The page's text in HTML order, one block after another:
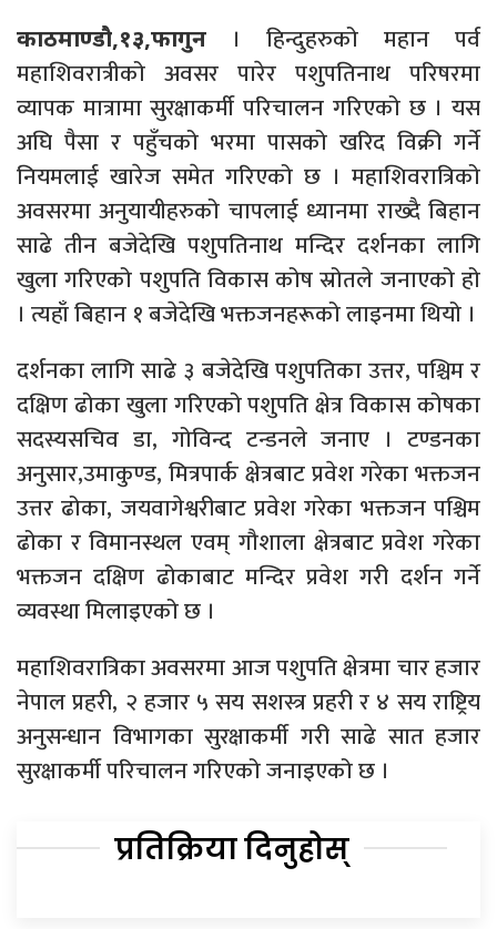
काठमाण्डौ,१३,फागुन
। हिन्दुहरुको महान पर्व
महाशिवरात्रीको अवसर पारेर पशुपतिनाथ परिषरमा
व्यापक मात्रामा सुरक्षाकर्मी परिचालन गरिएको छ । यस
अघि पैसा र पहुँचको भरमा पासको खरिद विक्री गर्ने
नियमलाई खारेज समेत गरिएको छ । महाशिवरात्रिको
अवसरमा अनुयायीहरुको चापलाई ध्यानमा राख्दै बिहान
साढे तीन बजेदेखि पशुपतिनाथ मन्दिर दर्शनका लागि
खुला गरिएको पशुपति विकास कोष स्रोतले जनाएको हो
। त्यहाँ बिहान १ बजेदेखि भक्तजनहरूको लाइनमा थियो ।
दर्शनका लागि साढे ३ बजेदेखि पशुपतिका उत्तर, पश्चिम र
दक्षिण ढोका खुला गरिएको पशुपति क्षेत्र विकास कोषका
सदस्यसचिव डा, गोविन्द टन्डनले जनाए । टण्डनका
अनुसार,उमाकुण्ड, मित्रपार्क क्षेत्रबाट प्रवेश गरेका भक्तजन
उत्तर ढोका, जयवागेश्वरीबाट प्रवेश गरेका भक्तजन पश्चिम
ढोका र विमानस्थल एवम् गौशाला क्षेत्रबाट प्रवेश गरेका
भक्तजन दक्षिण ढोकाबाट मन्दिर प्रवेश गरी दर्शन गर्ने
व्यवस्था मिलाइएको छ ।
महाशिवरात्रिका अवसरमा आज पशुपति क्षेत्रमा चार हजार
नेपाल प्रहरी, २ हजार ५ सय सशस्त्र प्रहरी र ४ सय राष्ट्रिय
अनुसन्धान विभागका सुरक्षाकर्मी गरी साढे सात हजार
सुरक्षाकर्मी परिचालन गरिएको जनाइएको छ ।
प्रतिक्रिया दिनुहोस्